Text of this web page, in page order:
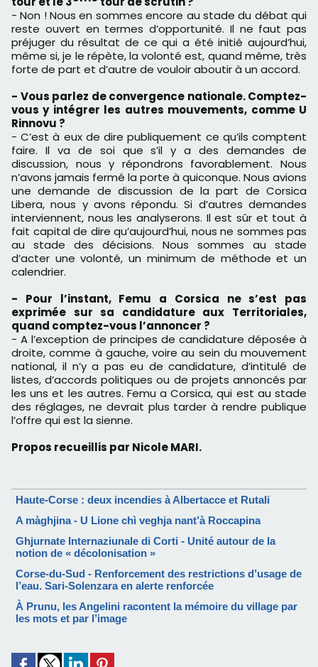
- Non ! Nous en sommes encore au stade du débat qui
reste ouvert en termes d’opportunité. Il ne faut pas
préjuger du résultat de ce qui a été initié aujourd’hui,
même si, je le répète, la volonté est, quand même, très
forte de part et d’autre de vouloir aboutir à un accord.
- Vous parlez de convergence nationale. Comptez-
vous y intégrer les autres mouvements, comme U
Rinnovu ?
- C’est à eux de dire publiquement ce qu’ils comptent
faire. Il va de soi que s’il y a des demandes de
discussion, nous y répondrons favorablement. Nous
n’avons jamais fermé la porte à quiconque. Nous avions
une demande de discussion de la part de Corsica
Libera, nous y avons répondu. Si d’autres demandes
interviennent, nous les analyserons. Il est sûr et tout à
fait capital de dire qu’aujourd’hui, nous ne sommes pas
au stade des décisions. Nous sommes au stade
d’acter une volonté, un minimum de méthode et un
calendrier.
- Pour l’instant, Femu a Corsica ne s’est pas
exprimée sur sa candidature aux Territoriales,
quand comptez-vous l’annoncer ?
- A l’exception de principes de candidature déposée à
droite, comme à gauche, voire au sein du mouvement
national, il n’y a pas eu de candidature, d’intitulé de
listes, d’accords politiques ou de projets annoncés par
les uns et les autres. Femu a Corsica, qui est au stade
des réglages, ne devrait plus tarder à rendre publique
l’offre qui est la sienne.
Propos recueillis par Nicole MARI.
Haute-Corse : deux incendies à Albertacce et Rutali
A màghjina - U Lione chì veghja nant’à Roccapina
Ghjurnate Internaziunale di Corti - Unité autour de la
notion de « décolonisation »
Corse-du-Sud - Renforcement des restrictions d’usage de
l’eau. Sari-Solenzara en alerte renforcée
À Prunu, les Angelini racontent la mémoire du village par
les mots et par l’image